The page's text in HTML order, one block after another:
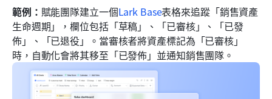
範例： 賦能團隊建立一個Lark Base表格來追蹤「銷售資產
生命週期」，欄位包括「草稿」、「已審核」、「已發
佈」、「已退役」。當審核者將資產標記為「已審核」
時，自動化會將其移至「已發佈」並通知銷售團隊。